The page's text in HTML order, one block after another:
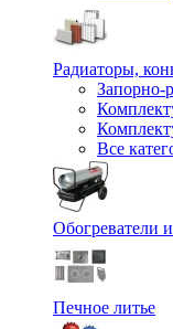
Радиаторы,
Запорно-
Все
Обогреватели
Печное литье